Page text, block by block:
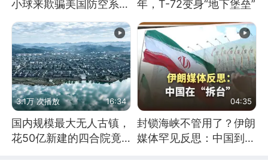
小球来欺骗美国防空系统
年，T-72变身“地下堡垒”
3.1万 次播放 16:34
国内规模最大无人古镇，
花50亿新建的四合院竟
04:35
封锁海峡不管用了？伊朗
媒体罕见反思：中国到底